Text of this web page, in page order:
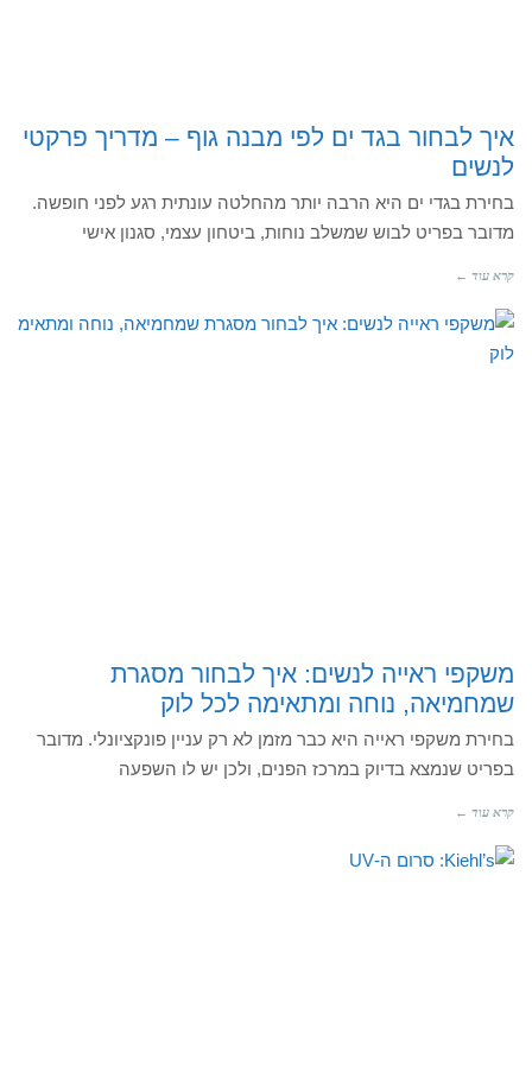
איך לבחור בגד ים לפי מבנה גוף – מדריך פרקטי
לנשים
בחירת בגדי ים היא הרבה יותר מהחלטה עונתית רגע לפני חופשה.
מדובר בפריט לבוש שמשלב נוחות, ביטחון עצמי, סגנון אישי
קרא עוד ←
משקפי ראייה לנשים: איך לבחור מסגרת
שמחמיאה, נוחה ומתאימה לכל לוק
בחירת משקפי ראייה היא כבר מזמן לא רק עניין פונקציונלי. מדובר
בפריט שנמצא בדיוק במרכז הפנים, ולכן יש לו השפעה
קרא עוד ←